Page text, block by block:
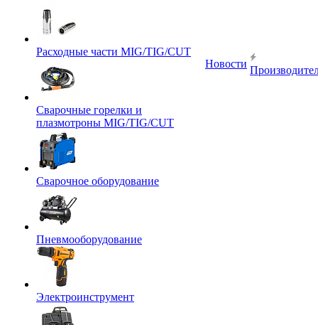
Расходные части MIG/TIG/CUT
Сварочные горелки и
плазмотроны MIG/TIG/CUT
Сварочное оборудование
Пневмооборудование
Электроинструмент
Новости